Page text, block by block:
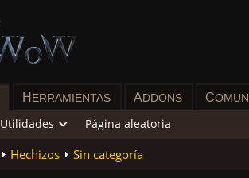
H ERRAMIENTAS ADDONS C
Utilidades Página aleatoria
Hechizos Sin categoría